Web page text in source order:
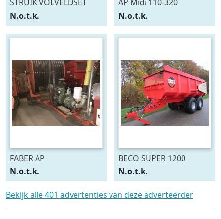
STRUIK VOLVELDSET
N.o.t.k.
AP Midi 110-320
N.o.t.k.
FABER AP
N.o.t.k.
BECO SUPER 1200
N.o.t.k.
Bekijk alle 401 advertenties van deze adverteerder